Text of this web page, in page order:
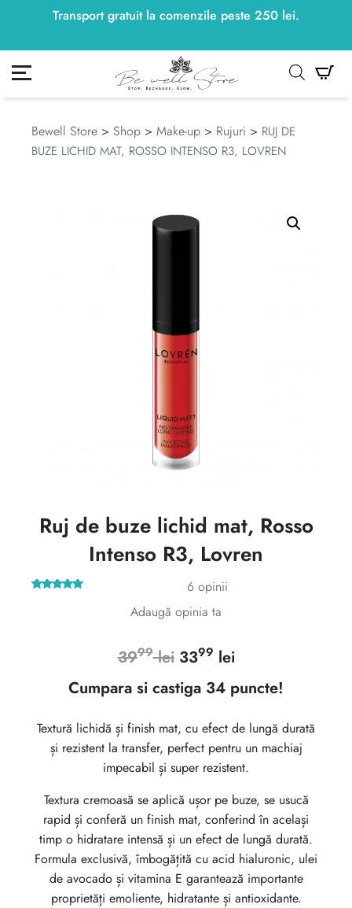
Transport gratuit la comenzile peste 250 lei.
250lei
meu
Bewell Store > Shop > Make-up > Rujuri > RUJ DE
BUZE LICHID MAT, ROSSO INTENSO R3, LOVREN
Ruj de buze lichid mat, Rosso
Intenso R3, Lovren
6opinii
Adaugă opinia ta
3999 lei Prețul
inițial
fost:
3999 lei.
3399 leiPrețul
curent
3399 lei.
Cumpara si castiga 34 puncte!
Textură lichidă și finish mat, cu efect de lungă durată
și rezistent la transfer, perfect pentru un machiaj
impecabil și super rezistent.
Textura cremoasă se aplică ușor pe buze, se usucă
rapid și conferă un finish mat, conferind în același
timp o hidratare intensă și un efect de lungă durată.
Formula exclusivă, îmbogățită cu acid hialuronic, ulei
de avocado și vitamina E garantează importante
proprietăți emoliente, hidratante și antioxidante.